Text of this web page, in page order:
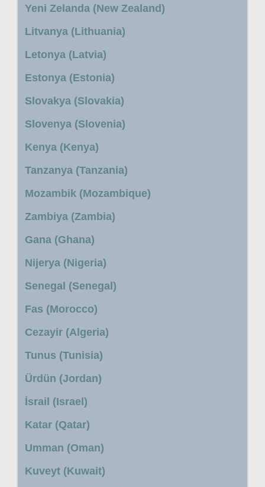
Yeni Zelanda (New Zealand)
Litvanya (Lithuania)
Letonya (Latvia)
Estonya (Estonia)
Slovakya (Slovakia)
Slovenya (Slovenia)
Kenya (Kenya)
Tanzanya (Tanzania)
Mozambik (Mozambique)
Zambiya (Zambia)
Gana (Ghana)
Nijerya (Nigeria)
Senegal (Senegal)
Fas (Morocco)
Cezayir (Algeria)
Tunus (Tunisia)
Ürdün (Jordan)
İsrail (Israel)
Katar (Qatar)
Umman (Oman)
Kuveyt (Kuwait)